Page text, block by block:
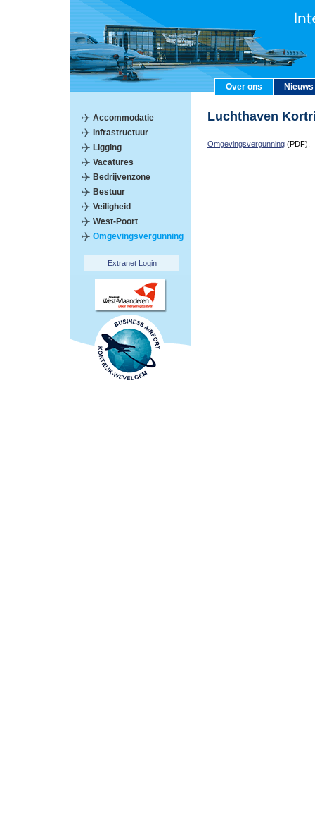
Over ons Nieuws
Accommodatie
Infrastructuur
Ligging
Vacatures
Bedrijvenzone
Bestuur
Veiligheid
West-Poort
Omgevingsvergunning
Extranet Login
Luchthaven
Omgevingsvergunning (PDF).